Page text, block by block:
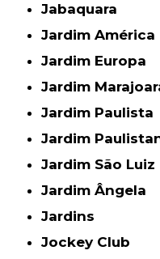
Jabaquara
Jardim América
Jardim Europa
Jardim
Jardim Paulista
Jardim
Jardim São Luiz
Jardim Ângela
Jardins
Jockey Club